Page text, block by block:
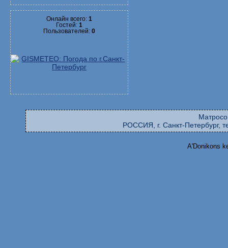
Онлайн всего: 1
Гостей: 1
Пользователей: 0
РОССИЯ, г. Санкт-Петербург,
A'Donikons